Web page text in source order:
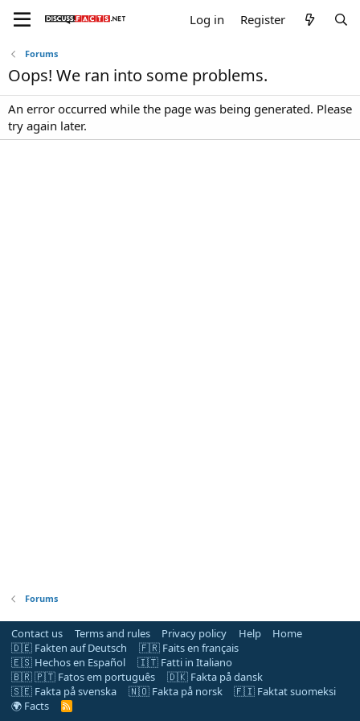
Log in Register
Forums
Oops! We ran into some problems.
An error occurred while the page was being generated. Please
try again later.
Forums
Contact us Terms and rules Privacy policy Help
Home
🇩🇪 Fakten auf Deutsch
🇫🇷 Faits en français
🇪🇸 Hechos en Español
🇮🇹 Fatti in Italiano
🇧🇷 🇵🇹 Fatos em português
🇩🇰 Fakta på dansk
🇸🇪 Fakta på svenska
🇳🇴 Fakta på norsk
🇫🇮 Faktat suomeksi
🌍 Facts
R